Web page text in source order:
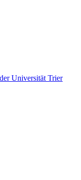
Universität Trier